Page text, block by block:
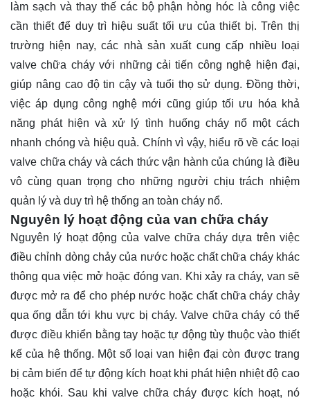
làm sạch và thay thế các bộ phận hỏng hóc là công việc
cần thiết để duy trì hiệu suất tối ưu của thiết bị. Trên thị
trường hiện nay, các nhà sản xuất cung cấp nhiều loại
valve chữa cháy với những cải tiến công nghệ hiện đại,
giúp nâng cao độ tin cậy và tuổi thọ sử dụng. Đồng thời,
việc áp dụng công nghệ mới cũng giúp tối ưu hóa khả
năng phát hiện và xử lý tình huống cháy nổ một cách
nhanh chóng và hiệu quả. Chính vì vậy, hiểu rõ về các loại
valve chữa cháy và cách thức vận hành của chúng là điều
vô cùng quan trọng cho những người chịu trách nhiệm
quản lý và duy trì hệ thống an toàn cháy nổ.
Nguyên lý hoạt động của van chữa cháy
Nguyên lý hoạt động của valve chữa cháy dựa trên việc
điều chỉnh dòng chảy của nước hoặc chất chữa cháy khác
thông qua việc mở hoặc đóng van. Khi xảy ra cháy, van sẽ
được mở ra để cho phép nước hoặc chất chữa cháy chảy
qua ống dẫn tới khu vực bị cháy. Valve chữa cháy có thể
được điều khiển bằng tay hoặc tự động tùy thuộc vào thiết
kế của hệ thống. Một số loại van hiện đại còn được trang
bị cảm biến để tự động kích hoạt khi phát hiện nhiệt độ cao
hoặc khói. Sau khi valve chữa cháy được kích hoạt, nó